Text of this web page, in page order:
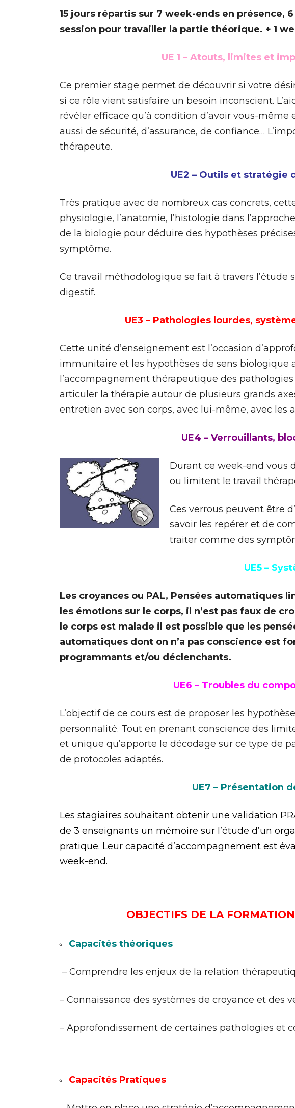
15 jours répartis sur 7 week-ends en présence,
session pour travailler la partie théorique. + 1
UE 1 – Atouts, limites et
Ce premier stage permet de découvrir si votre
si ce rôle vient satisfaire un besoin inconscient.
révéler efficace qu’à condition d’avoir vous-
aussi de sécurité, d’assurance, de confiance…
thérapeute.
UE2 – Outils et stratégie
Très pratique avec de nombreux cas concrets,
physiologie, l’anatomie, l’histologie dans
de la biologie pour déduire des hypothèses
symptôme.
Ce travail méthodologique se fait à travers l’étude
digestif.
UE3 – Pathologies lourdes,
Cette unité d’enseignement est l’occasion
immunitaire et les hypothèses de sens biologique
l’accompagnement thérapeutique des
articuler la thérapie autour de plusieurs grands
entretien avec son corps, avec lui-même, avec les
UE4 – Verrouillants,
Durant ce week-end vous
ou limitent le travail
Ces verrous peuvent être
savoir les repérer et de
traiter comme des
UE5 –
Les croyances ou PAL, Pensées automatiques
les émotions sur le corps, il n’est pas faux de
le corps est malade il est possible que les
automatiques dont on n’a pas conscience est
programmants et/ou déclenchants.
UE6 – Troubles du
L’objectif de ce cours est de proposer les
personnalité. Tout en prenant conscience des
et unique qu’apporte le décodage sur ce type de
de protocoles adaptés.
UE7 – Présentation
Les stagiaires souhaitant obtenir une validation
de 3 enseignants un mémoire sur l’étude d’un
pratique. Leur capacité d’accompagnement est
week-end.
OBJECTIFS DE LA FORMATION
Capacités théoriques
– Comprendre les enjeux de la relation
– Connaissance des systèmes de croyance et des
– Approfondissement de certaines pathologies et
Capacités Pratiques